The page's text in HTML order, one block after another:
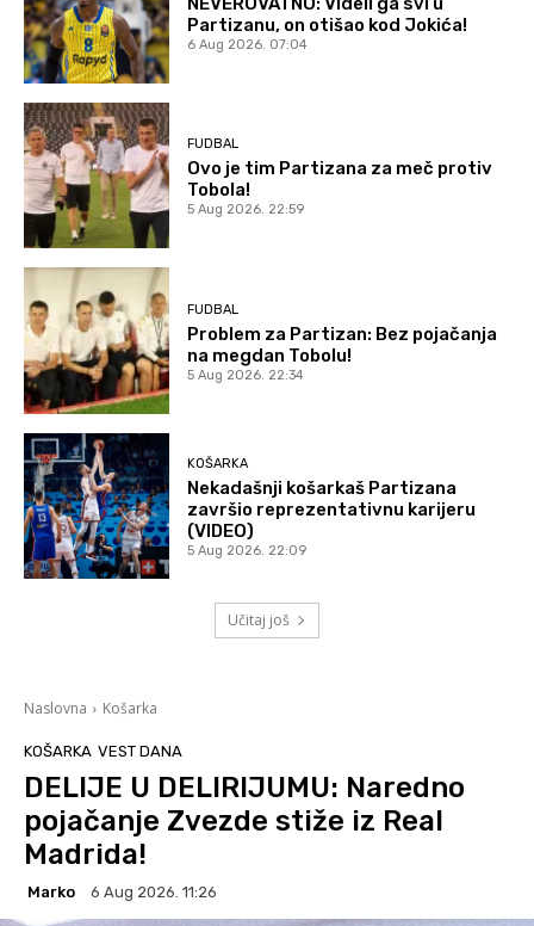
Partizanu, on otišao kod Jokića!
6 Aug 2026. 07:04
FUDBAL
Ovo je tim Partizana za meč protiv
Tobola!
5 Aug 2026. 22:59
FUDBAL
Problem za Partizan: Bez pojačanja
na megdan Tobolu!
5 Aug 2026. 22:34
KOŠARKA
Nekadašnji košarkaš Partizana
završio reprezentativnu karijeru
(VIDEO)
5 Aug 2026. 22:09
Učitaj još